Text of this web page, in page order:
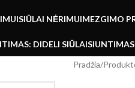
SIŪLAI NĖRIMUIMEZGIMO
DIDELI SIŪLAI
Pradžia/